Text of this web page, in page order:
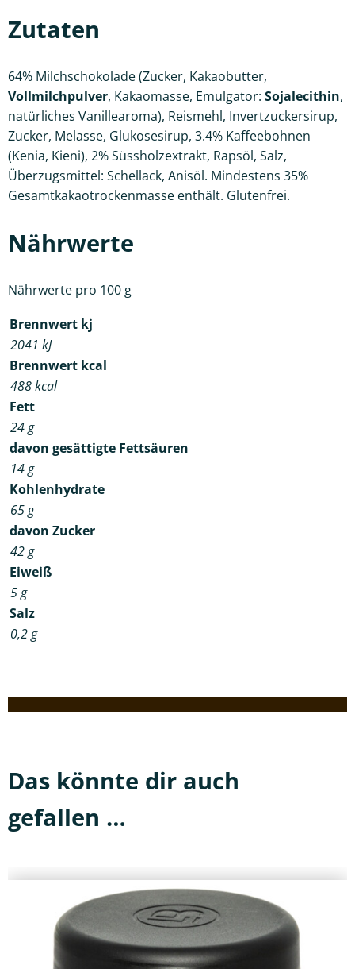
Zutaten
64% Milchschokolade (Zucker, Kakaobutter,
Vollmilchpulver, Kakaomasse, Emulgator: Sojalecithin,
natürliches Vanillearoma), Reismehl, Invertzuckersirup,
Zucker, Melasse, Glukosesirup, 3.4% Kaffeebohnen
(Kenia, Kieni), 2% Süssholzextrakt, Rapsöl, Salz,
Überzugsmittel: Schellack, Anisöl. Mindestens 35%
Gesamtkakaotrockenmasse enthält. Glutenfrei.
Nährwerte
Nährwerte pro 100 g
Brennwert kj
2041 kJ
Brennwert kcal
488kcal
Fett
24g
davon gesättigte Fettsäuren
14g
Kohlenhydrate
65g
davon Zucker
42g
Eiweiß
5g
Salz
0,2g
Das könnte dir auch
gefallen …